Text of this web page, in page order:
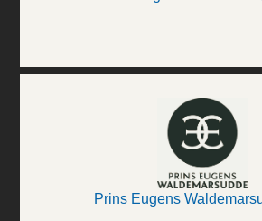
Prins Eugens